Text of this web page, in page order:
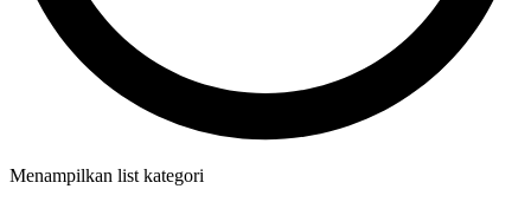
Menampilkan list kategori